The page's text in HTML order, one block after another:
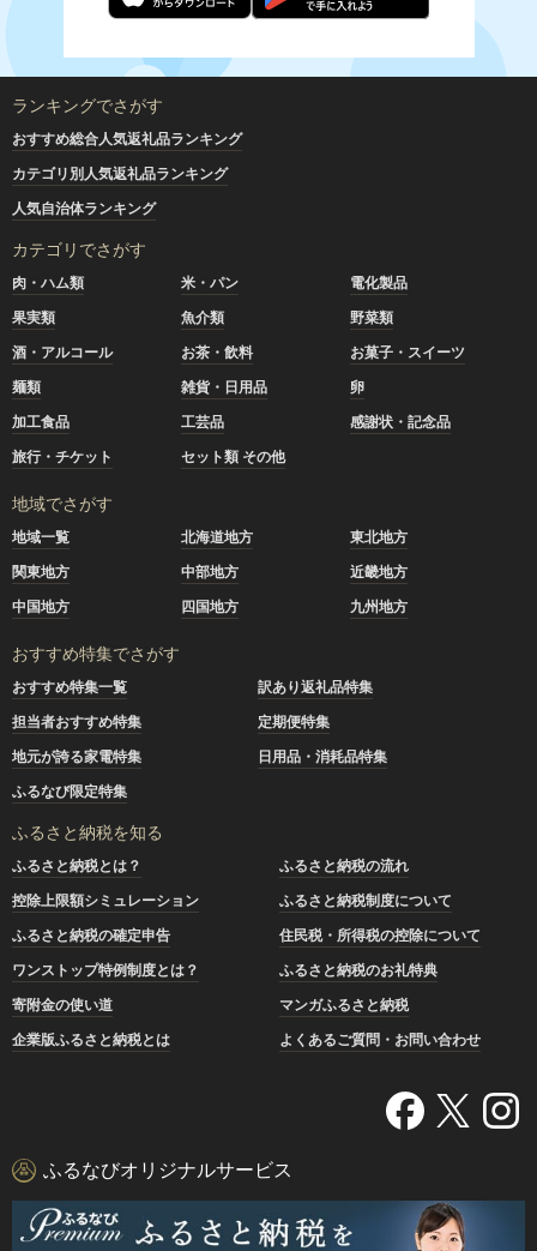
ランキングでさがす
おすすめ総合人気返礼品ランキング
カテゴリ別人気返礼品ランキング
人気自治体ランキング
カテゴリでさがす
肉・ハム類 米・パン
電化製品
果実類
魚介類
野菜類
酒・アルコール
お茶・飲料
お菓子・スイーツ
麺類
雑貨・日用品
卵
加工食品
工芸品
感謝状・記念品
旅行・チケット
セット類 その他
地域でさがす
地域一覧 北海道地方
東北地方
関東地方
中部地方
近畿地方
中国地方
四国地方 九州地方
おすすめ特集でさがす
おすすめ特集一覧
訳あり返礼品特集
担当者おすすめ特集
定期便特集
地元が誇る家電特集
日用品・消耗品特集
ふるなび限定特集
ふるさと納税を知る
ふるさと納税とは？
ふるさと納税の流れ
控除上限額シミュレーション
ふるさと納税制度について
ふるさと納税の確定申告
住民税・所得税の控除について
ワンストップ特例制度とは？
ふるさと納税のお礼特典
寄附金の使い道
マンガふるさと納税
企業版ふるさと納税とは
よくあるご質問・お問い合わせ
ふるなびオリジナルサービス